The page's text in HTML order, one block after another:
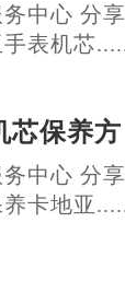
中心 分
表机芯
芯保养方
中心 分
卡地亚